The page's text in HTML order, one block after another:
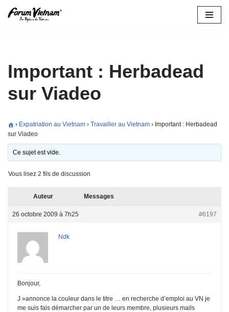
Important : Herbadead
sur Viadeo
› Expatriation au Vietnam › Travailler au Vietnam › Important : Herbadead
sur Viadeo
Ce sujet est vide.
Vous lisez 2 fils de discussion
Auteur Messages
26 octobre 2009 à 7h25 #6197
Ndk
Bonjour,
J »annonce la couleur dans le titre … en recherche d’emploi au VN je
me suis fais démarcher par un de leurs membre, plusieurs mails